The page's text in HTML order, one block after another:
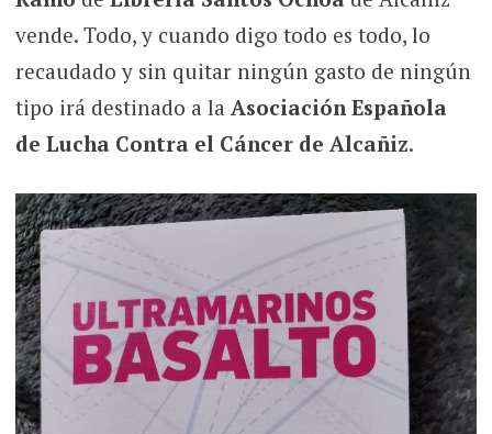
vende. Todo, y cuando digo todo es todo, lo
recaudado y sin quitar ningún gasto de ningún
tipo irá destinado a la Asociación Española
de Lucha Contra el Cáncer de Alcañiz.